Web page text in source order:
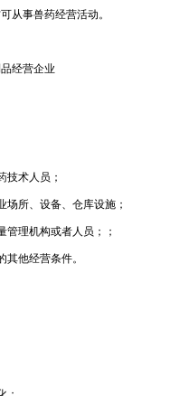
事兽药经营活动。
经营企业
术人员；
所、设备、仓库设施；
理机构或者人员；；
他经营条件。